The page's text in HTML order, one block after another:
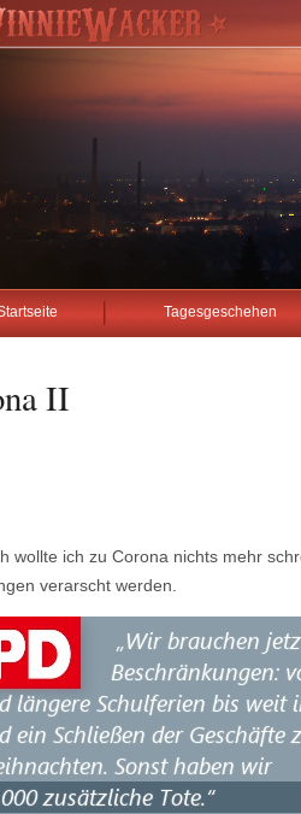
Tagesgeschehen
II
wollte ich zu Corona nichts mehr
verarscht werden.